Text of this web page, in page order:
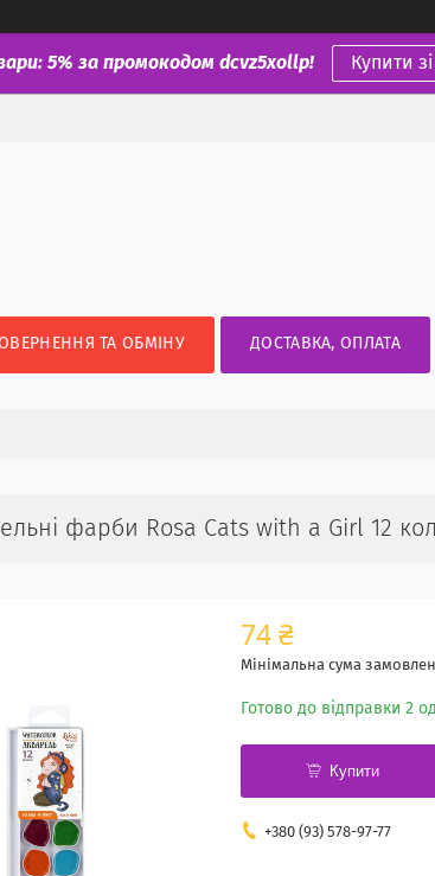
5% за промокодом dcvz5xollp! Купити
ТА ОБМІНУ ДОСТАВКА, ОПЛАТА
фарби Rosa Cats with a Girl 12
74 ₴
Мінімальна сума
Готово до відправки 2
Купити
+380 (93) 578-97-77